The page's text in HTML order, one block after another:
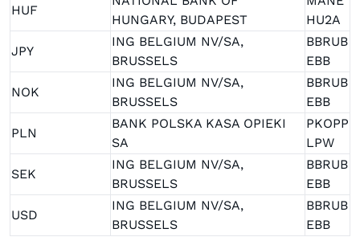
HUF
HUNGARY, BUDAPEST
HU2A
JPY
ING BELGIUM NV/SA,
BRUSSELS
BBRUB
EBB
NOK
ING BELGIUM NV/SA,
BRUSSELS
BBRUB
EBB
PLN
BANK POLSKA KASA OPIEKI
SA
PKOPP
LPW
SEK
ING BELGIUM NV/SA,
BRUSSELS
BBRUB
EBB
USD
ING BELGIUM NV/SA,
BRUSSELS
BBRUB
EBB